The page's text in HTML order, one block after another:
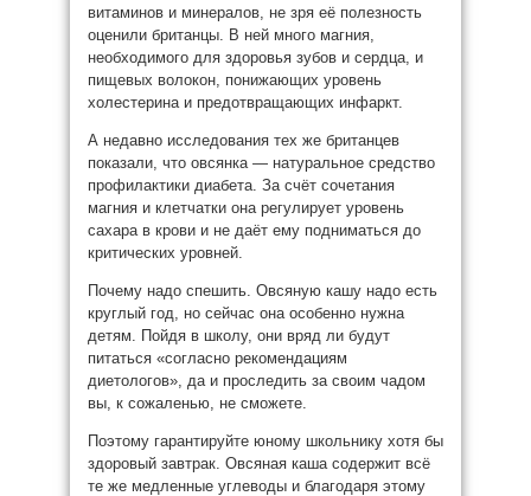
витаминов и минералов, не зря её полезность
оценили британцы. В ней много магния,
необходимого для здоровья зубов и сердца, и
пищевых волокон, понижающих уровень
холестерина и предотвращающих инфаркт.
А недавно исследования тех же британцев
показали, что овсянка — натуральное средство
профилактики диабета. За счёт сочетания
магния и клетчатки она регулирует уровень
сахара в крови и не даёт ему подниматься до
критических уровней.
Почему надо спешить. Овсяную кашу надо есть
круглый год, но сейчас она особенно нужна
детям. Пойдя в школу, они вряд ли будут
питаться «согласно рекомендациям
диетологов», да и проследить за своим чадом
вы, к сожаленью, не сможете.
Поэтому гарантируйте юному школьнику хотя бы
здоровый завтрак. Овсяная каша содержит всё
те же медленные углеводы и благодаря этому